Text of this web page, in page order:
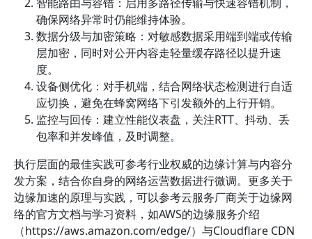
确保网络异常时仍能维持体验。
数据分级与加密策略：对敏感数据采用端到端或传输
层加密，同时对公开内容走轻量缓存路径以提升速
度。
设备侧优化：对手机端，结合网络状态检测进行自适
应切换，避免在蜂窝网络下引发额外的上行开销。
监控与回传：建立性能仪表盘，关注RTT、抖动、丢
包率和并发峰值，及时调整。
执行层面的最佳实践可参考行业权威的边缘计算与内容分
发方案，结合你自身的网络运营数据进行微调。更多关于
边缘加速的原理与实践，可以参考云服务厂商关于边缘网
络的官方文档与学习资料，如AWS的边缘服务介绍
（https://aws.amazon.com/edge/）与Cloudflare CDN